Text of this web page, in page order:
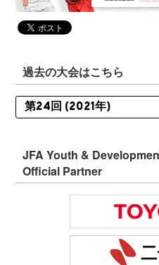
過去の大会はこちら
JFA Youth &
Official Partner